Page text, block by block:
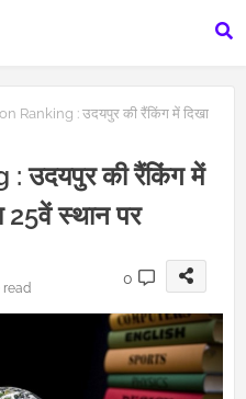
Ranking : उदयपुर की रैंकिंग में दिखा
उदयपुर की रैंकिंग में
25वें स्थान पर
read
0